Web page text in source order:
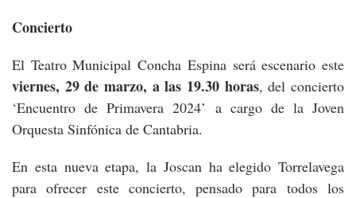
Concierto
El Teatro Municipal Concha Espina será escenario este
viernes, 29 de marzo, a las 19.30 horas, del concierto
‘Encuentro de Primavera 2024’ a cargo de la Joven
Orquesta Sinfónica de Cantabria.
En esta nueva etapa, la Joscan ha elegido Torrelavega
para ofrecer este concierto, pensado para todos los